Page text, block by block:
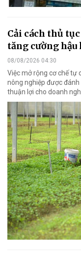
Cải cách thủ
tăng cường hậu
08/08/2026 04:30
Việc mở rộng cơ chế tự
nông nghiệp được
thuận lợi cho doanh